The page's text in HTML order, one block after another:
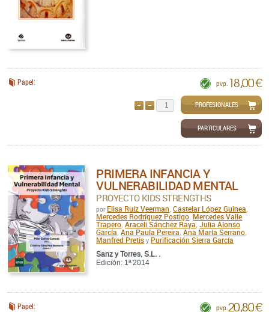
Papel: pvp. 18,00 €
QUITARPROFESIONALES
PARTICULARES
PRIMERA INFANCIA Y
VULNERABILIDAD MENTAL
PROYECTO KIDS STRENGTHS
por Elisa Ruíz Veerman ,Castelar López Guinea
Mercedes Rodríguez Postigo Mercedes Valle
Trapero ,Araceli Sánchez Raya ,Julia Alonso
García
,Ana Paula Pereira ,Ana María Serrano
Manfred Pretis y Purificación Sierra García
Sanz y Torres, S.L. .
Edición: 1ª 2014
Papel: pvp. 20,80 €